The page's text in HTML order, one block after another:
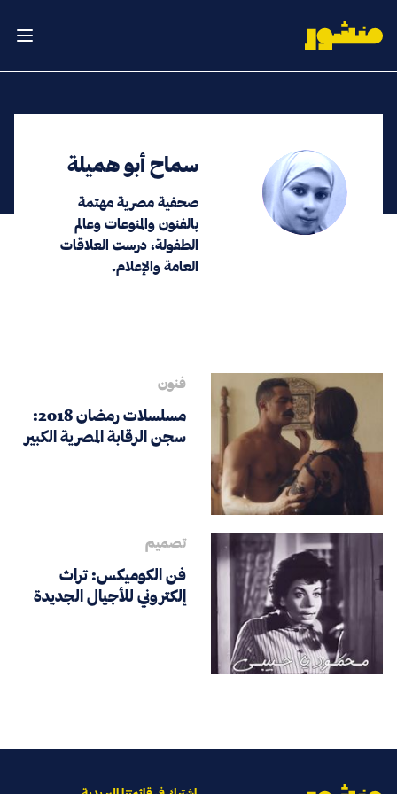
الصفحة الرئيسية
فتح
سماح أبو هميلة
صحفية مصرية مهتمة
بالفنون والمنوعات وعالم
الطفولة، درست العلاقات
العامة والإعلام.
فنون
مسلسلات رمضان 2018:
سجن الرقابة المصرية الكبير
تصميم
فن الكوميكس: تراث
إلكتروني للأجيال الجديدة